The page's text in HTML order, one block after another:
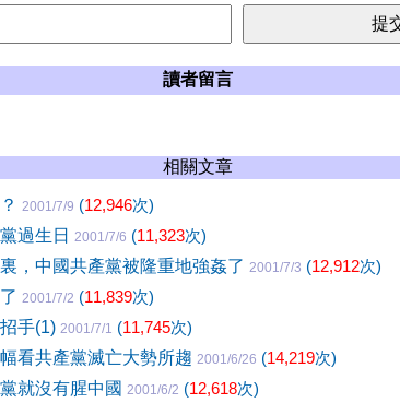
讀者留言
相關文章
2001/7/9 (12,946次)
過生日 2001/7/6 (11,323次)
，中國共產黨被隆重地強姦了 2001/7/3 (12,912次)
2001/7/2 (11,839次)
手(1) 2001/7/1 (11,745次)
看共產黨滅亡大勢所趨 2001/6/26 (14,219次)
就沒有腥中國 2001/6/2 (12,618次)